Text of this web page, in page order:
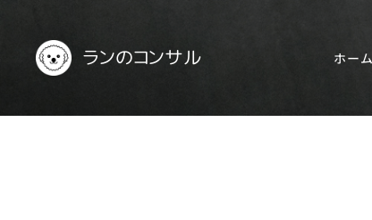
ランのコンサル ホーム